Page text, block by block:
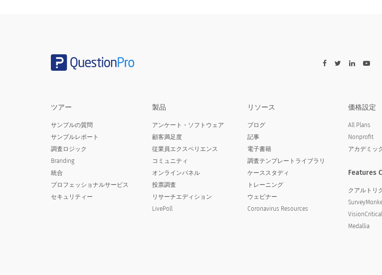
1.組織での全体的な経験に基づいて、0〜10のスケールで、家族/友人に協力して
to 10 可能性が非常に高い
ツアー
サンプルの質問
サンプルレポート
調査ロジック
Branding
統合
プロフェッショナルサービス
セキュリティー
製品
アンケート・ソフトウェア
顧客満足度
従業員エクスペリエンス
コミュニティ
オンラインパネル
投票調査
リサーチエディション
LivePoll
リソース
ブログ
記事
電子書籍
調査テンプレートライブラリ
ケーススタディ
トレーニング
ウェビナー
Coronavirus Resources
価格設定
All Plans
Nonprofit
アカデミッ
Features
クアルトリ
VisionCritical
Medallia